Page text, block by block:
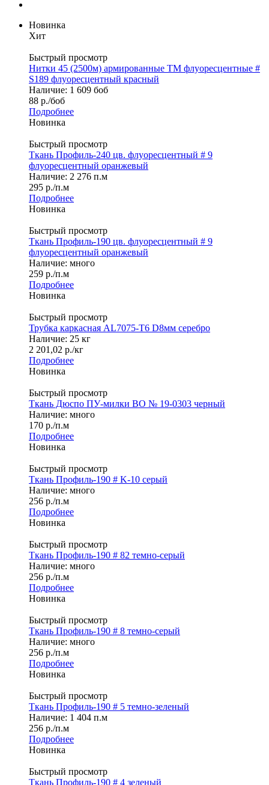
Новинка
Хит
Быстрый просмотр
Нитки 45 (2500м) армированные ТМ флуоресцентные #
S189 флуоресцентный красный
Наличие: 1 609 боб
88 р./боб
Подробнее
Новинка
Быстрый просмотр
Ткань Профиль-240 цв. флуоресцентный # 9
флуоресцентный оранжевый
Наличие: 2 276 п.м
295 р./п.м
Подробнее
Новинка
Быстрый просмотр
Ткань Профиль-190 цв. флуоресцентный # 9
флуоресцентный оранжевый
Наличие: много
259 р./п.м
Подробнее
Новинка
Быстрый просмотр
Трубка каркасная AL7075-T6 D8мм серебро
Наличие: 25 кг
2 201,02 р./кг
Подробнее
Новинка
Быстрый просмотр
Ткань Дюспо ПУ-милки ВО № 19-0303 черный
Наличие: много
170 р./п.м
Подробнее
Новинка
Быстрый просмотр
Ткань Профиль-190 # K-10 серый
Наличие: много
256 р./п.м
Подробнее
Новинка
Быстрый просмотр
Ткань Профиль-190 # 82 темно-серый
Наличие: много
256 р./п.м
Подробнее
Новинка
Быстрый просмотр
Ткань Профиль-190 # 8 темно-серый
Наличие: много
256 р./п.м
Подробнее
Новинка
Быстрый просмотр
Ткань Профиль-190 # 5 темно-зеленый
Наличие: 1 404 п.м
256 р./п.м
Подробнее
Новинка
Быстрый просмотр
Ткань Профиль-190 # 4 зеленый